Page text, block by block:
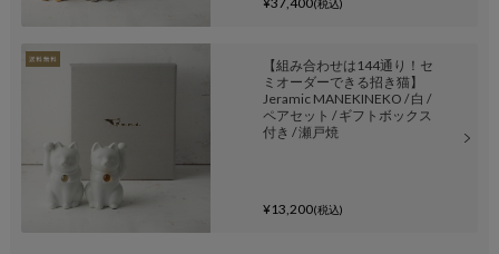
(税込)
【組み合わせは144通り！セ
ミオーダーできる招き猫】
Jeramic MANEKINEKO / 白 /
ペアセット / ギフトボックス
付き / 瀬戸焼
¥13,200(税込)